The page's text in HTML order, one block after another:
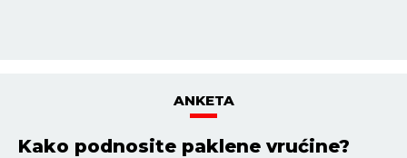
ANKETA
Kako podnosite paklene vrućine?